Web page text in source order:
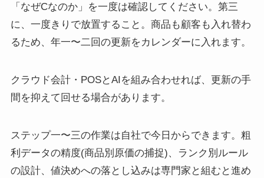
「なぜCなのか」を一度は確認してください。第三
に、一度きりで放置すること。商品も顧客も入れ替わ
るため、年一〜二回の更新をカレンダーに入れます。
クラウド会計・POSとAIを組み合わせれば、更新の手
間を抑えて回せる場合があります。
ステップ一〜三の作業は自社で今日からできます。粗
利データの精度(商品別原価の捕捉)、ランク別ルール
の設計、値決めへの落とし込みは専門家と組むと進め